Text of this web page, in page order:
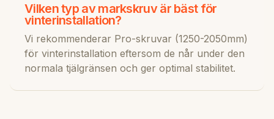
Vilken typ av markskruv är bäst för
vinterinstallation?
Vi rekommenderar Pro-skruvar (1250-2050mm)
för vinterinstallation eftersom de når under den
normala tjälgränsen och ger optimal stabilitet.